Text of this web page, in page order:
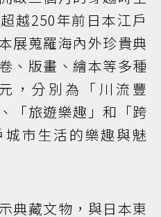
越250年前日本江戶
展蒐羅海內外珍貴典
、版畫、繪本等多種
，分別為「川流豐
「旅遊樂趣」和「跨
市生活的樂趣與魅
典藏文物，與日本東